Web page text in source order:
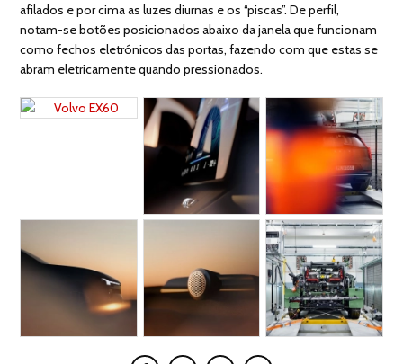
afilados e por cima as luzes diurnas e os “piscas”. De perfil,
notam-se botões posicionados abaixo da janela que funcionam
como fechos eletrónicos das portas, fazendo com que estas se
abram eletricamente quando pressionados.